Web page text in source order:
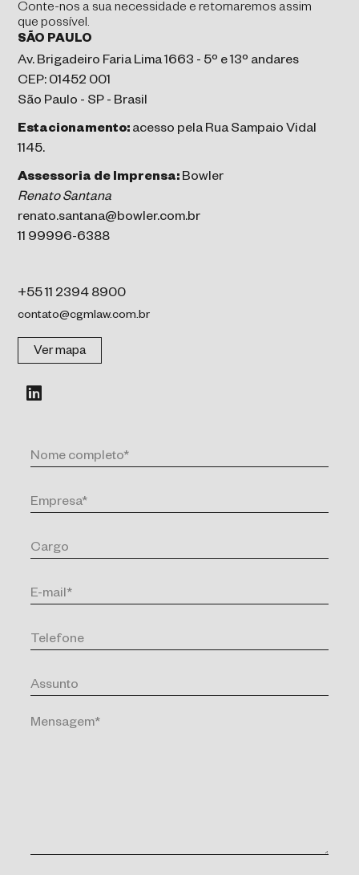
Conte-nos a sua necessidade e retornaremos assim
que possível.
SÃO PAULO
Av. Brigadeiro Faria Lima 1663 - 5º e 13º andares
CEP: 01452 001
São Paulo - SP - Brasil
Estacionamento: acesso pela Rua Sampaio Vidal
1145.
Assessoria de Imprensa: Bowler
Renato Santana
renato.santana@bowler.com.br
11 99996-6388
+55 11 2394 8900
contato@cgmlaw.com.br
Ver mapa